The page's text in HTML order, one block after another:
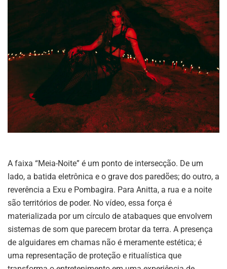
A faixa “Meia-Noite” é um ponto de intersecção. De um
lado, a batida eletrônica e o grave dos paredões; do outro, a
reverência a Exu e Pombagira. Para Anitta, a rua e a noite
são territórios de poder. No vídeo, essa força é
materializada por um círculo de atabaques que envolvem
sistemas de som que parecem brotar da terra. A presença
de alguidares em chamas não é meramente estética; é
uma representação de proteção e ritualística que